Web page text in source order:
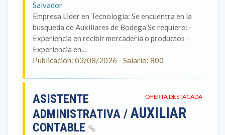
Salvador
Empresa Lider en Tecnologia: Se encuentra en la
busqueda de Auxiliares de Bodega Se requiere: -
Experiencia en recibir mercaderia o productos -
Experiencia en...
Publicación: 03/08/2026 - Salario: 800
OFERTA DESTACADA
ASISTENTE
ADMINISTRATIVA / AUXILIAR
CONTABLE